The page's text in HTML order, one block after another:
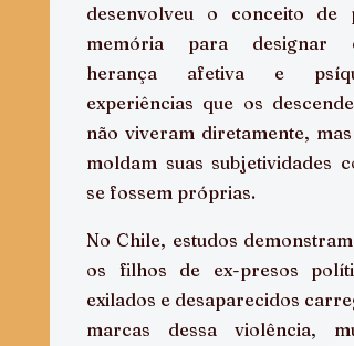
desenvolveu o conceito de
memória para designar
herança afetiva e
experiências que os
não viveram diretamente, mas
moldam suas subjetividades
se fossem próprias.
No Chile, estudos demonstram
os filhos de ex-presos
exilados e desaparecidos
marcas dessa violência,